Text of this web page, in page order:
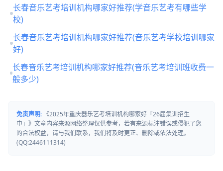
长春音乐艺考培训机构哪家好推荐(学音乐艺考有哪些学
校)
长春音乐艺考培训机构哪家好推荐(音乐艺考学校培训哪家
好)
长春音乐艺考培训机构哪家好推荐(音乐艺考培训班收费一
般多少)
免责声明: 《2025年重庆器乐艺考培训机构哪家好「26届集训招生
中」》文章内容来源网络整理仅供参考，若有来源标注错误或侵犯了您
的合法权益，请与我们联系，我们将及时更正、删除或依法处理。
(QQ:2446111314)